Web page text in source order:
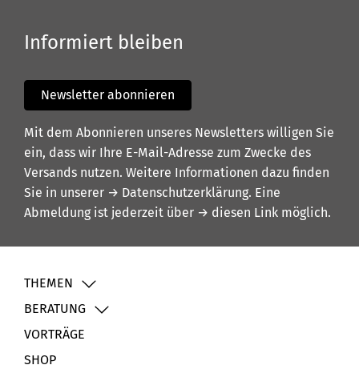
Informiert bleiben
Newsletter abonnieren
Mit dem Abonnieren unseres Newsletters willigen Sie
ein, dass wir Ihre E-Mail-Adresse zum Zwecke des
Versands nutzen. Weitere Informationen dazu finden
Sie in unserer → Datenschutzerklärung. Eine
Abmeldung ist jederzeit über → diesen Link möglich.
THEMEN
BERATUNG
VORTRÄGE
SHOP